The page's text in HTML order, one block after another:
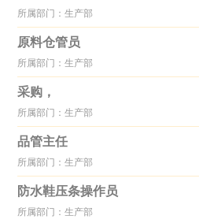
所属部门：生产部
原料仓管员
所属部门：生产部
采购，
所属部门：生产部
品管主任
所属部门：生产部
防水鞋压条操作员
所属部门：生产部